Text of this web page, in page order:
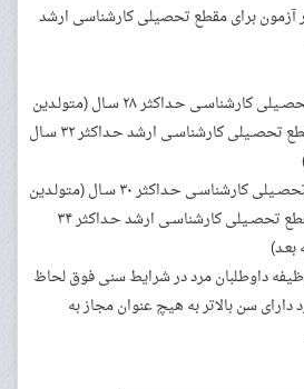
برای مقطع تحصیلی کارشناسی ارشد
– داوطلبان زن: برای مقطع تحصـیلی کارشناسـی حـداکثر ۲۸ سـال (متولـدین
۱۳۷۰/۰۴/۰۱ بـه بعـد) و برای مقطع تحصـیلی کارشناسـی ارشد حـداکثر ۳۲ سـال
– داوطلبان مرد: برای مقطع تحصـیلی کارشناسـی حـداکثر ۳۰ سـال (متولـدین
۱۳۶۸/۰۴/۰۱ بـه بعـد) و برای مقطع تحصـیلی کارشناسـی ارشد حـداکثر ۳۴
وظیفه داوطلبان مرد در شرایط سنی فوق لحاظ
دارای سن بالاتر به هیچ عنوان مجاز به